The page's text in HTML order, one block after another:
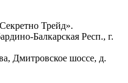
Трейд».
Балкарская Респ., г.
Дмитровское шоссе, д.